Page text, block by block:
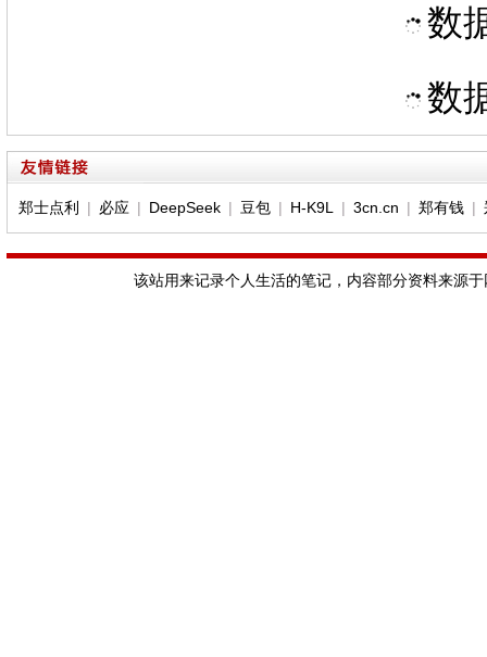
数
数
郑士点利 | 必应 | DeepSeek| 豆包| H-K9L | 3cn.cn | 郑有钱|
该站用来记录个人生活的笔记，内容部分资料来源